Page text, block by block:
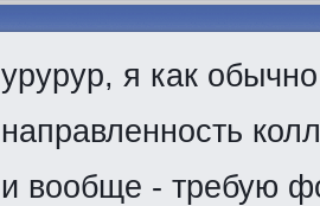
урурур, я как
направленность
и вообще - требую